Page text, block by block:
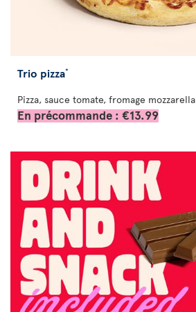
Trio pizza*
Pizza, sauce tomate, fromage mozzarella
En précommande : €13.99